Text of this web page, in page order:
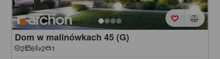
Dom w malinówkach 45 (G)
2 6 2 1